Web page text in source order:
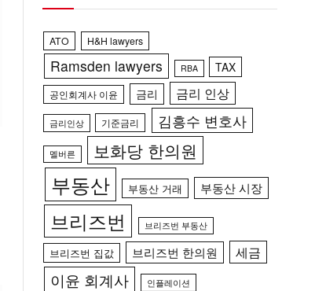
ATO H&H lawyers
Ramsden lawyers RBA TAX
공인회계사 이윤 금리 금리 인상
금리인상 기준금리 김흥수 변호사
멜버른 보화당 한의원
부동산 부동산 거래 부동산 시장
브리즈번 브리즈번 부동산
브리즈번 집값 브리즈번 한의원 세금
이윤 회계사 인플레이션